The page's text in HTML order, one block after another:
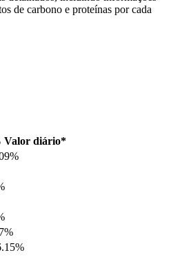
de carbono e proteínas por cada
Valor diário*